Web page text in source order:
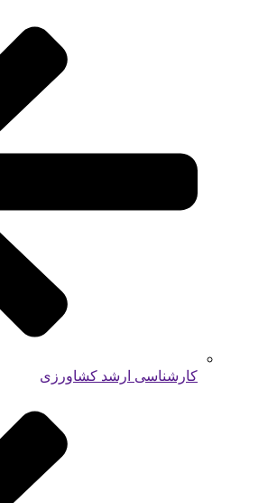
کارشناسی ارشد کشاورزی